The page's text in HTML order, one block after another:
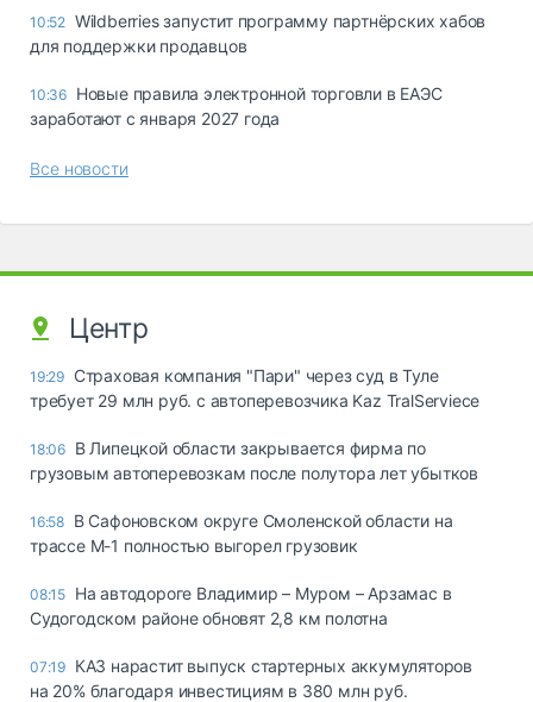
10:52 Wildberries запустит программу партнёрских хабов
для поддержки продавцов
10:36 Новые правила электронной торговли в ЕАЭС
заработают с января 2027 года
Все новости
Центр
19:29 Страховая компания "Пари" через суд в Туле
требует 29 млн руб. с автоперевозчика Kaz TralServiece
18:06 В Липецкой области закрывается фирма по
грузовым автоперевозкам после полутора лет убытков
16:58 В Сафоновском округе Смоленской области на
трассе М-1 полностью выгорел грузовик
08:15 На автодороге Владимир – Муром – Арзамас в
Судогодском районе обновят 2,8 км полотна
07:19 КАЗ нарастит выпуск стартерных аккумуляторов
на 20% благодаря инвестициям в 380 млн руб.